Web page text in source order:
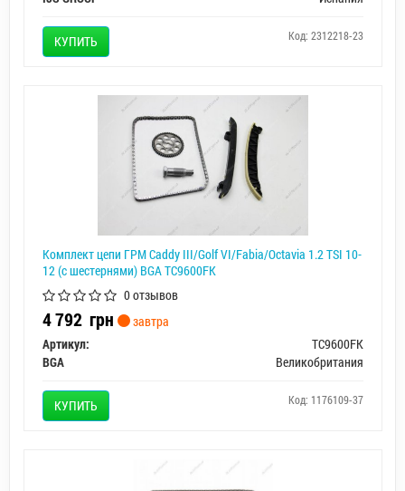
КУПИТЬ Код: 2312218-23
Комплект цепи ГРМ Caddy III/Golf VI/Fabia/Octavia 1.2 TSI 10-
12 (с шестернями) BGA TC9600FK
0 отзывов
4 792 грн
завтра
Артикул:
TC9600FK
BGA
Великобритания
КУПИТЬ Код: 1176109-37